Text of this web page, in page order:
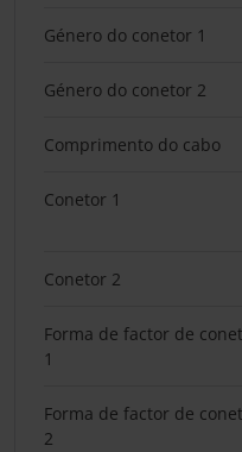
Género do conetor 1
Género do conetor 2
Comprimento do cabo
Conetor 1
Conetor 2
Forma de factor de
1
Forma de factor de
2